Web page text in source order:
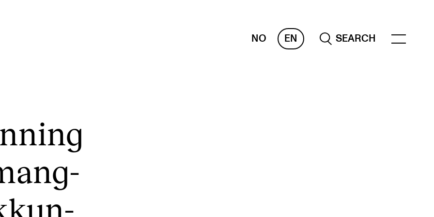
NO EN SEARCH
Planning and Carry out Concerts and
Events
Posters, Programmes and promoting
Public concerts
Internal concerts and other events
Borrow Equipment